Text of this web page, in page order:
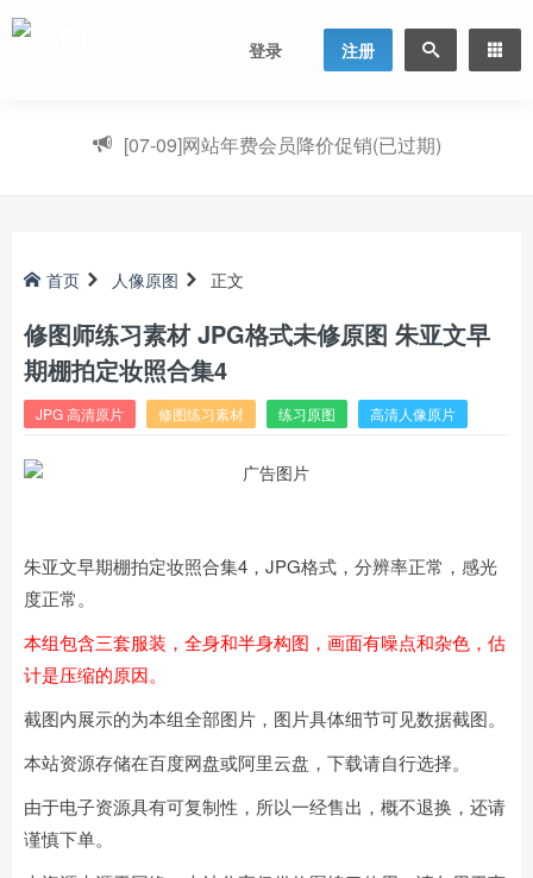
登录 注册
[07-09]网站年费会员降价促销(已过期)
首页 人像原图 正文
修图师练习素材 JPG格式未修原图 朱亚文早
期棚拍定妆照合集4
JPG 高清原片 修图练习素材 练习原图 高清人像原片
朱亚文早期棚拍定妆照合集4，JPG格式，分辨率正常，感光
度正常。
本组包含三套服装，全身和半身构图，画面有噪点和杂色，估
计是压缩的原因。
截图内展示的为本组全部图片，图片具体细节可见数据截图。
本站资源存储在百度网盘或阿里云盘，下载请自行选择。
由于电子资源具有可复制性，所以一经售出，概不退换，还请
谨慎下单。